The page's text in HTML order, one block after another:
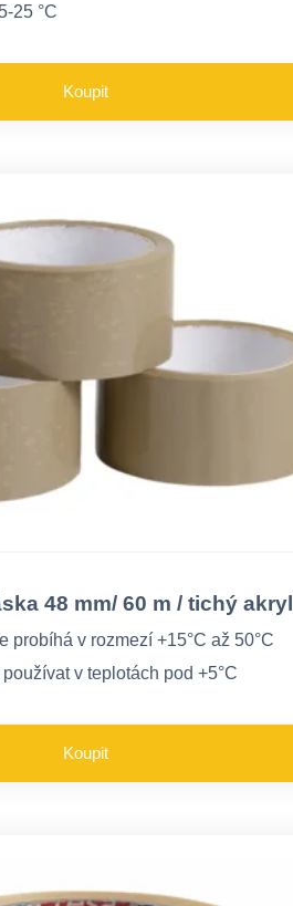
25 °C
Koupit
48 mm/ 60 m / tichý akryl
probíhá v rozmezí +15°C až 50°C
v teplotách pod +5°C
Koupit